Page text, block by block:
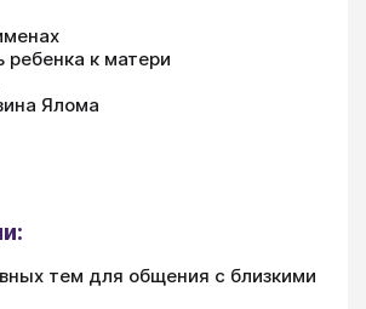
ребенка к матери
Ялома
тем для общения с близкими